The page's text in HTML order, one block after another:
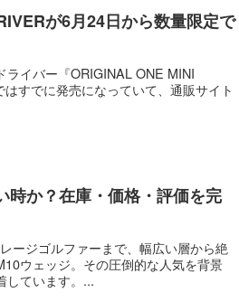
が6月24日から数量限定で
ライバー『ORIGINAL ONE MINI
すでに発売になっていて、通販サイト
時か？在庫・価格・評価を完
ージゴルファーまで、幅広い層から絶
ウェッジ。その圧倒的な人気を背景
しています。...